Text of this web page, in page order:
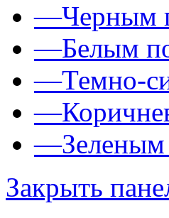
—Черным
—Белым
—Темно-
—
—
Закрыть